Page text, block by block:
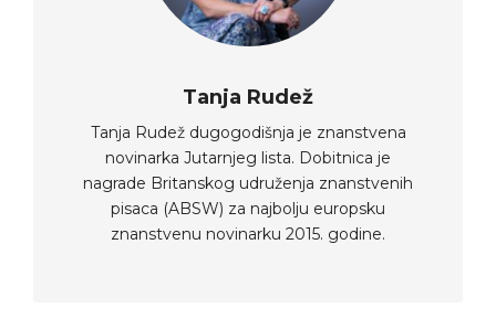
Tanja Rudež
Tanja Rudež dugogodišnja je znanstvena
novinarka Jutarnjeg lista. Dobitnica je
nagrade Britanskog udruženja znanstvenih
pisaca (ABSW) za najbolju europsku
znanstvenu novinarku 2015. godine.